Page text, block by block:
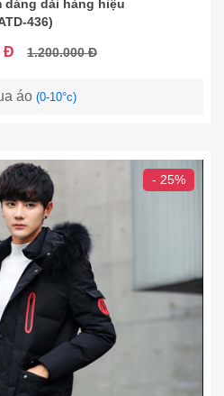
dáng dài hàng hiệu
436)
Đ 1.200.000 Đ
áo (0-10°c)
- 25%